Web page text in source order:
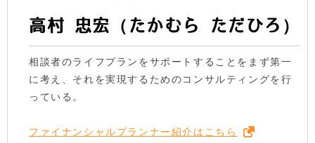
高村 忠宏（たかむら ただひろ）
相談者のライフプランをサポートすることをまず第一
に考え、それを実現するためのコンサルティングを行
っている。
ファイナンシャルプランナー紹介はこちら